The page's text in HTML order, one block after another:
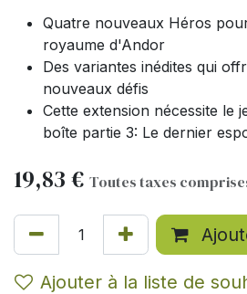
Quatre nouveaux Héros
royaume d'Andor
Des variantes inédites qui
nouveaux défis
Cette extension nécessite le
boîte partie 3: Le dernier
19,83 € Toutes taxes
Ajouter à la liste de